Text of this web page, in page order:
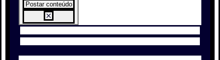
Postar conteúdo